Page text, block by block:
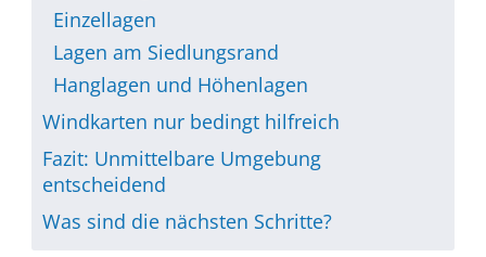
Einzellagen
Lagen am Siedlungsrand
Hanglagen und Höhenlagen
Windkarten nur bedingt hilfreich
Fazit: Unmittelbare Umgebung
entscheidend
Was sind die nächsten Schritte?